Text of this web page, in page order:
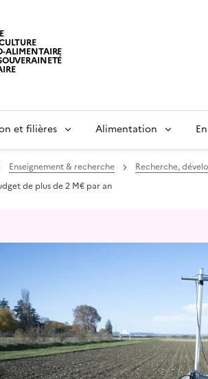
ALIMENTAIRE
et filières Alimentation
Enseignement & recherche Recherche,
de plus de 2 M€ par an